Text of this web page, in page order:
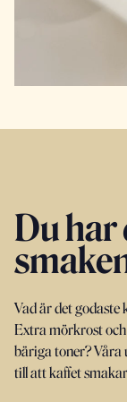
Du har
Vad är det godaste
Extra mörkrost
bäriga toner? Våra
till att kaffet